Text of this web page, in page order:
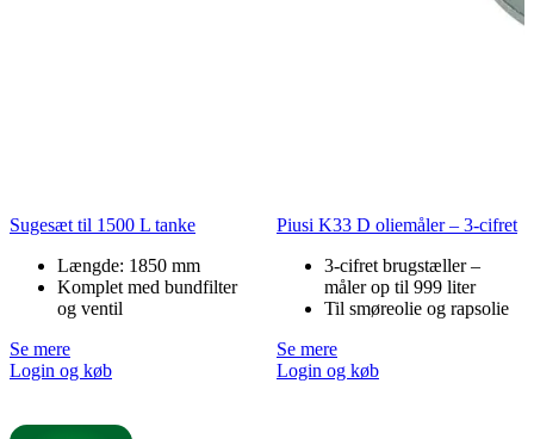
Sugesæt til 1500 L tanke
Længde: 1850 mm
Komplet med bundfilter
og ventil
Se mere
Login og køb
Piusi K33 D oliemåler – 3-cifret
3-cifret brugstæller –
måler op til 999 liter
Til smøreolie og rapsolie
Se mere
Login og køb